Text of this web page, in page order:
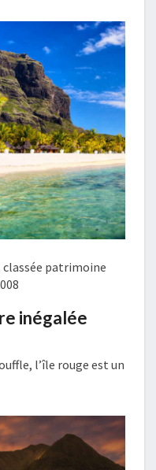
classée patrimoine
inégalée
l’île rouge est un